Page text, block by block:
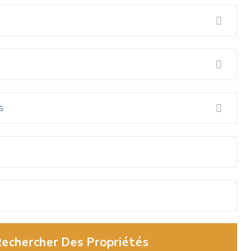
Des Propriétés